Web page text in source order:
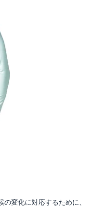
変化に対応するために、